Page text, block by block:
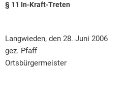
§ 11 In-Kraft-Treten
Langwieden, den 28. Juni 2006
gez. Pfaff
Ortsbürgermeister